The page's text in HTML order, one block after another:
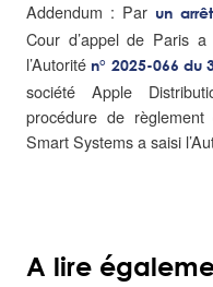
Addendum : Par un
Cour d’appel de Paris
l’Autorité n° 2025-066 du
société Apple
procédure de
Smart Systems a saisi
A lire